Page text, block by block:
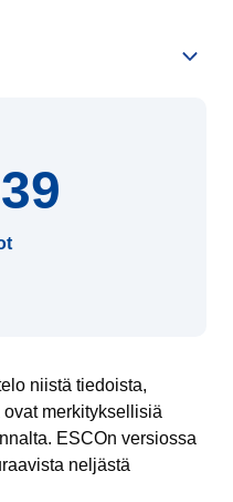
niistä tiedoista,
merkityksellisiä
ESCOn versiossa
neljästä